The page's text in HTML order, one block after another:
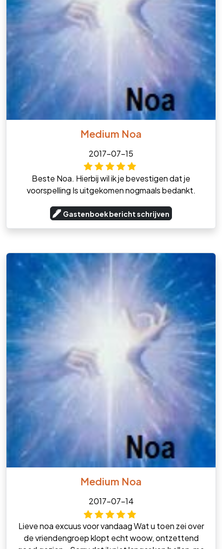
Medium Noa
2017-07-15
Beste Noa. Hierbij wil ik je bevestigen dat je
voorspelling Is uitgekomen nogmaals bedankt.
Gastenboek bericht schrijven
Medium Noa
2017-07-14
Lieve noa excuus voor vandaag Wat u toen zei over
de vriendengroep klopt echt woow, ontzettend